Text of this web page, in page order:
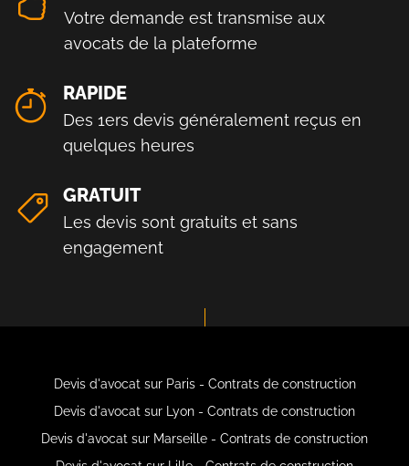
Votre demande est transmise aux
avocats de la plateforme
RAPIDE
Des 1ers devis généralement reçus en
quelques heures
GRATUIT
Les devis sont gratuits et sans
engagement
Devis d'avocat sur Paris - Contrats de construction
Devis d'avocat sur Lyon - Contrats de construction
Devis d'avocat sur Marseille - Contrats de construction